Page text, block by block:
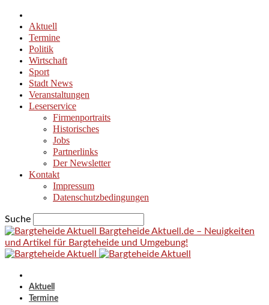
Aktuell
Termine
Politik
Wirtschaft
Sport
Stadt News
Veranstaltungen
Leserservice
Firmenportraits
Historisches
Jobs
Partnerlinks
Der Newsletter
Kontakt
Impressum
Datenschutzbedingungen
Suche
Bargteheide Aktuell.de – Neuigkeiten
und Artikel für Bargteheide und Umgebung!
Aktuell
Termine